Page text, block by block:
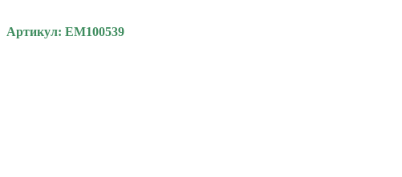
Артикул: EM100539